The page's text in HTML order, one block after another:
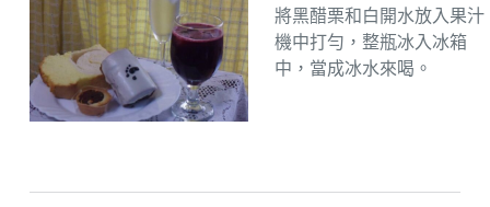
將黑醋栗和白開水放入果汁
機中打勻，整瓶冰入冰箱
中，當成冰水來喝。